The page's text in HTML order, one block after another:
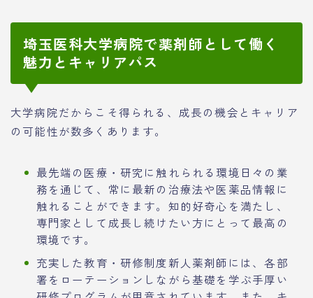
埼玉医科大学病院で薬剤師として働く
魅力とキャリアパス
大学病院だからこそ得られる、成長の機会とキャリア
の可能性が数多くあります。
最先端の医療・研究に触れられる環境日々の業
務を通じて、常に最新の治療法や医薬品情報に
触れることができます。知的好奇心を満たし、
専門家として成長し続けたい方にとって最高の
環境です。
充実した教育・研修制度新人薬剤師には、各部
署をローテーションしながら基礎を学ぶ手厚い